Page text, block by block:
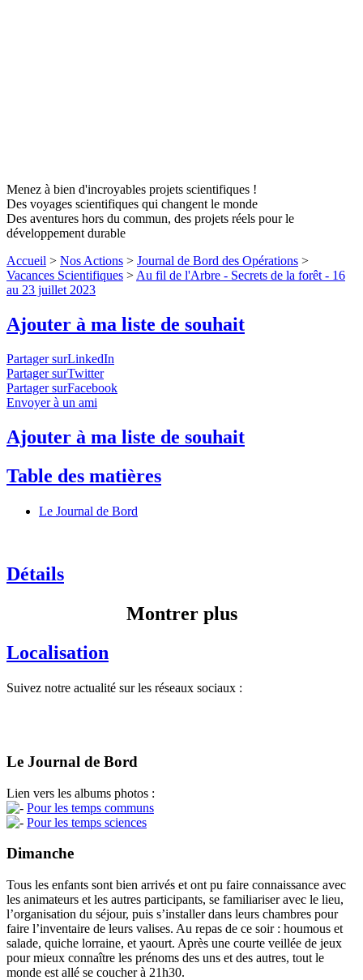
Menez à bien d'incroyables projets scientifiques !
Des voyages scientifiques qui changent le monde
Des aventures hors du commun, des projets réels pour le
développement durable
Accueil > Nos Actions > Journal de Bord des Opérations >
Vacances Scientifiques > Au fil de l'Arbre - Secrets de la forêt - 16
au 23 juillet 2023
Ajouter à ma liste de souhait
Partager surLinkedIn
Partager surTwitter
Partager surFacebook
Envoyer à un ami
Ajouter à ma liste de souhait
Table des matières
Le Journal de Bord
Détails
Montrer plus
Localisation
Suivez notre actualité sur les réseaux sociaux :
Le Journal de Bord
Lien vers les albums photos :
Pour les temps communs
Pour les temps sciences
Dimanche
Tous les enfants sont bien arrivés et ont pu faire connaissance avec
les animateurs et les autres participants, se familiariser avec le lieu,
l’organisation du séjour, puis s’installer dans leurs chambres pour
faire l’inventaire de leurs valises. Au repas de ce soir : houmous et
salade, quiche lorraine, et yaourt. Après une courte veillée de jeux
pour mieux connaître les prénoms des uns et des autres, tout le
monde est allé se coucher à 21h30.